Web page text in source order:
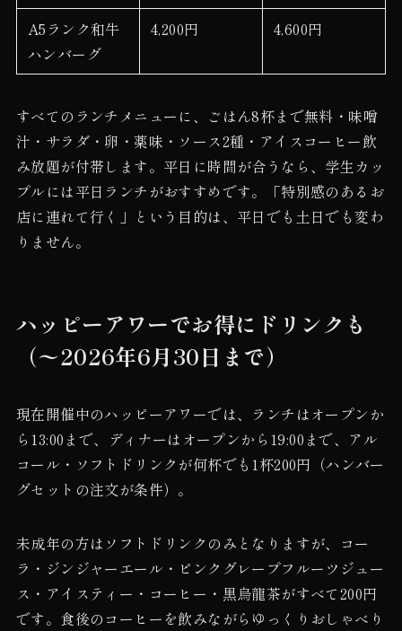
A5ランク和牛
ハンバーグ
4,200円 4,600円
すべてのランチメニューに、ごはん8杯まで無料・味噌
汁・サラダ・卵・薬味・ソース2種・アイスコーヒー飲
み放題が付帯します。平日に時間が合うなら、学生カッ
プルには平日ランチがおすすめです。「特別感のあるお
店に連れて行く」という目的は、平日でも土日でも変わ
りません。
ハッピーアワーでお得にドリンクも
（〜2026年6月30日まで）
現在開催中のハッピーアワーでは、ランチはオープンか
ら13:00まで、ディナーはオープンから19:00まで、アル
コール・ソフトドリンクが何杯でも1杯200円（ハンバー
グセットの注文が条件）。
未成年の方はソフトドリンクのみとなりますが、コー
ラ・ジンジャーエール・ピンクグレープフルーツジュー
ス・アイスティー・コーヒー・黒烏龍茶がすべて200円
です。食後のコーヒーを飲みながらゆっくりおしゃべり